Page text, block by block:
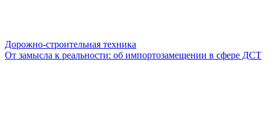
Дорожно-строительная техника
От замысла к реальности: об импортозамещении в сфере ДСТ